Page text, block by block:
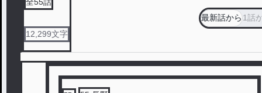
12,299文字
最新話から1話